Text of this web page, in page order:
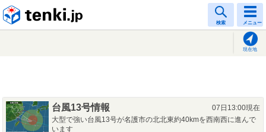
検索 メニュー
現在地
台風13号情報
07日13:00現在
大型で強い台風13号が名護市の北北東約40kmを西南西に進んで
います